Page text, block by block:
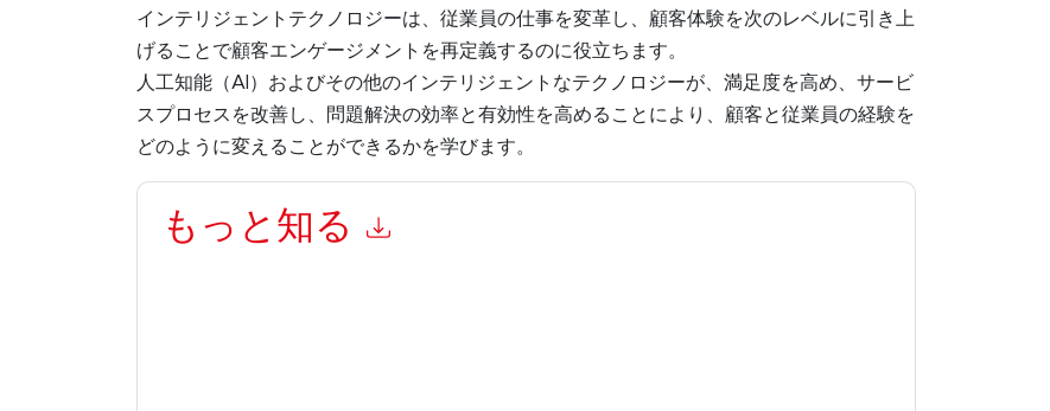
インテリジェントテクノロジーは、従業員の仕事を変革し、顧客体験を次のレベルに引き上
げることで顧客エンゲージメントを再定義するのに役立ちます。
人工知能（AI）およびその他のインテリジェントなテクノロジーが、満足度を高め、サービ
スプロセスを改善し、問題解決の効率と有効性を高めることにより、顧客と従業員の経験を
どのように変えることができるかを学びます。
もっと知る